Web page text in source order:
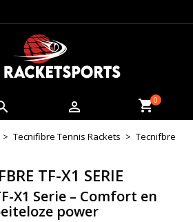
 0
Tecnifibre Tennis Rackets
Tecnifbre
TF-X1 SERIE
X1 Serie – Comfort en
power